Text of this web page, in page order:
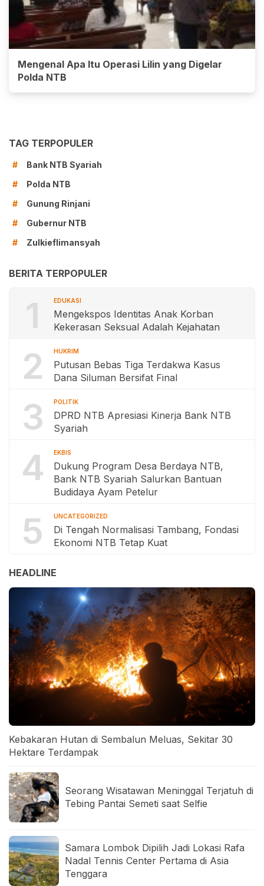
Mengenal Apa Itu Operasi Lilin yang Digelar
Polda NTB
TAG TERPOPULER
#
Bank NTB Syariah
#
Polda NTB
#
Gunung Rinjani
#
Gubernur NTB
#
Zulkieflimansyah
BERITA TERPOPULER
1 EDUKASI
Mengekspos Identitas Anak Korban
Kekerasan Seksual Adalah Kejahatan
2 HUKRIM
Putusan Bebas Tiga Terdakwa Kasus
Dana Siluman Bersifat Final
3 POLITIK
DPRD NTB Apresiasi Kinerja Bank NTB
Syariah
4 EKBIS
Dukung Program Desa Berdaya NTB,
Bank NTB Syariah Salurkan Bantuan
Budidaya Ayam Petelur
5 UNCATEGORIZED
Di Tengah Normalisasi Tambang, Fondasi
Ekonomi NTB Tetap Kuat
HEADLINE
Kebakaran Hutan di Sembalun Meluas, Sekitar 30
Hektare Terdampak
Seorang Wisatawan Meninggal Terjatuh di
Tebing Pantai Semeti saat Selfie
Samara Lombok Dipilih Jadi Lokasi Rafa
Nadal Tennis Center Pertama di Asia
Tenggara